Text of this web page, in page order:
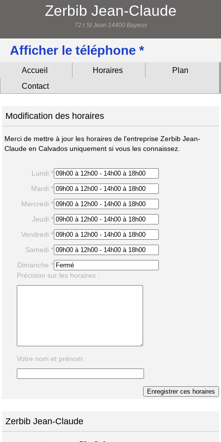
Zerbib Jean-Claude
72 r St Jean 14400 Bayeux
Afficher le téléphone *
Accueil Horaires
Plan
Contact
Modification des horaires
Merci de mettre à jour les horaires de l'entreprise Zerbib Jean-
Claude en Calvados uniquement si vous les connaissez.
Lundi *
Mardi *
Mercredi *
Jeudi *
Vendredi *
Samedi *
Dimanche *
Précision sur les horaires :
Votre nom et prénom :
Zerbib Jean-Claude